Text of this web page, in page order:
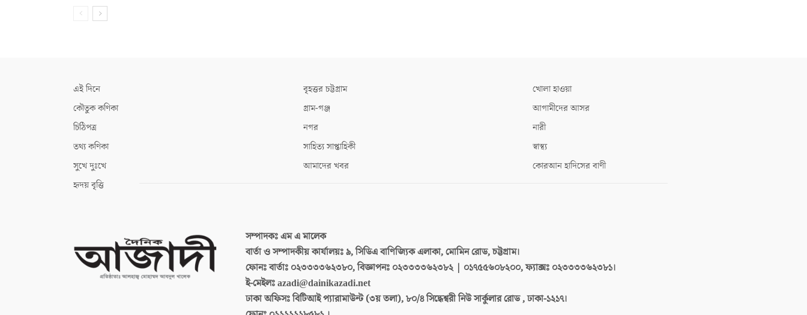
এই দিনে
কৌতুক কণিকা
চিঠিপত্র
তথ্য কণিকা
সুখে দুঃখে
হৃদয় বৃত্তি
বৃহত্তর চট্টগ্রাম
গ্রাম-গঞ্জ
নগর
সাহিত্য সাপ্তাহিকী
আমাদের খবর
খোলা হাওয়া
আগামীদের আসর
নারী
স্বাস্থ্য
কোরআন হাদিসের বাণী
সম্পাদকঃএম এ মালেক
বার্তা ও সম্পাদকীয় কার্যালয়ঃ৯, সিডিএ বাণিজ্যিক এলাকা, মোমিন রোড, চট্টগ্রাম।
ফোনঃ বার্তাঃ ০২৩৩৩৩৬২৩৮০, বিজ্ঞাপনঃ ০২৩৩৩৩৬২৩৮২ | ০১৭৫৫৬০৮২০০, ফ্যাক্সঃ ০২৩৩৩৩৬২৩৮১।
ই-মেইলঃazadi@dainikazadi.net
ঢাকা অফিসঃবিটিআই প্যারামাউন্ট (৩য় তলা), ৮০/৪ সিদ্ধেশ্বরী নিউ সার্কুলার রোড , ঢাকা-১২১৭।